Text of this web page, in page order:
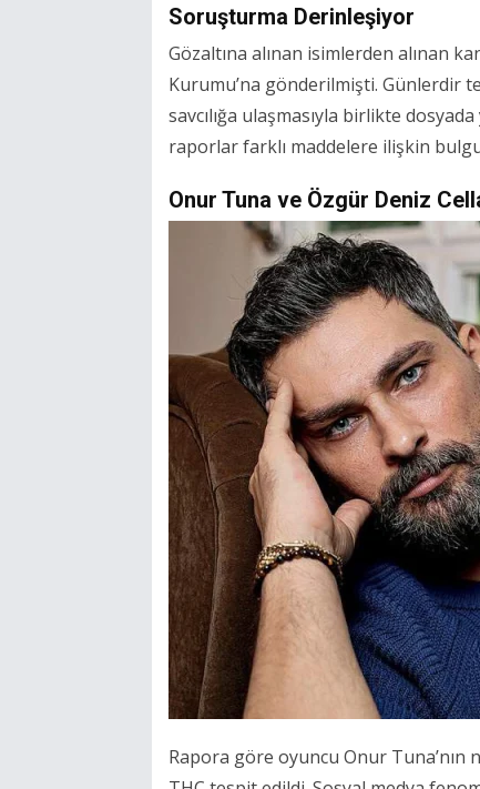
Soruşturma Derinleşiyor
Gözaltına alınan isimlerden alınan
Kurumu’na gönderilmişti. Günlerdir
savcılığa ulaşmasıyla birlikte
raporlar farklı maddelere ilişkin
Onur Tuna ve Özgür Deniz
Rapora göre oyuncu Onur